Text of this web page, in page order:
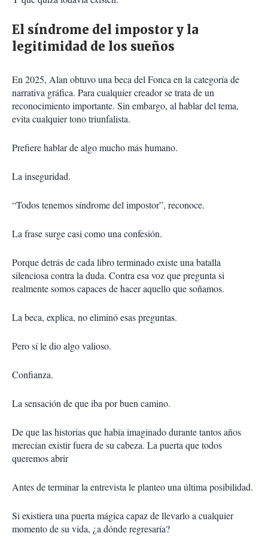
El síndrome del impostor y la
legitimidad de los sueños
En 2025, Alan obtuvo una beca del Fonca en la categoría de
narrativa gráfica. Para cualquier creador se trata de un
reconocimiento importante. Sin embargo, al hablar del tema,
evita cualquier tono triunfalista.
Prefiere hablar de algo mucho más humano.
La inseguridad.
“Todos tenemos síndrome del impostor”, reconoce.
La frase surge casi como una confesión.
Porque detrás de cada libro terminado existe una batalla
silenciosa contra la duda. Contra esa voz que pregunta si
realmente somos capaces de hacer aquello que soñamos.
La beca, explica, no eliminó esas preguntas.
Pero sí le dio algo valioso.
Confianza.
La sensación de que iba por buen camino.
De que las historias que había imaginado durante tantos años
merecían existir fuera de su cabeza. La puerta que todos
queremos abrir
Antes de terminar la entrevista le planteo una última posibilidad.
Si existiera una puerta mágica capaz de llevarlo a cualquier
momento de su vida, ¿a dónde regresaría?